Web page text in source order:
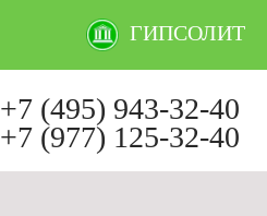
ГИПСОЛИТ
+7 (495) 943-32-40
+7 (977) 125-32-40